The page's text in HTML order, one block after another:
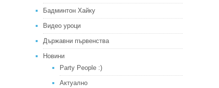
Бадминтон Хайку
Видео уроци
Държавни първенства
Новини
Party People :)
Актуално